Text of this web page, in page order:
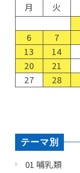
月
火
6
7
13
14
20
21
27
28
テーマ別
01 哺乳類